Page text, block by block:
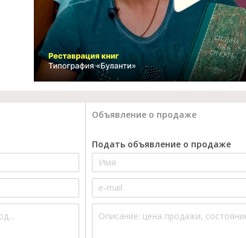
Объявление о продаже
Подать объявление о продаже